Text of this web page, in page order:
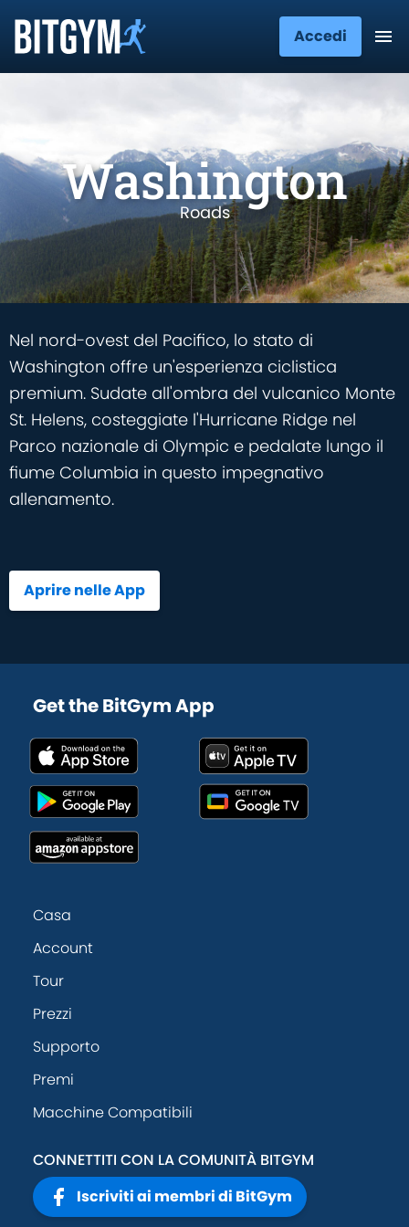
Accedi
Washington
Roads
Nel nord-ovest del Pacifico, lo stato di
Washington offre un'esperienza ciclistica
premium. Sudate all'ombra del vulcanico Monte
St. Helens, costeggiate l'Hurricane Ridge nel
Parco nazionale di Olympic e pedalate lungo il
fiume Columbia in questo impegnativo
allenamento.
Aprire nelle App
Get the BitGym App
Casa
Account
Tour
Prezzi
Supporto
Premi
Macchine Compatibili
CONNETTITI CON LA COMUNITÀ BITGYM
Iscriviti ai membri di BitGym